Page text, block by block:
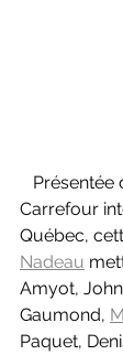
Présentée
Carrefour
Québec,
Nadeau
Amyot,
Gaumond,
Paquet,